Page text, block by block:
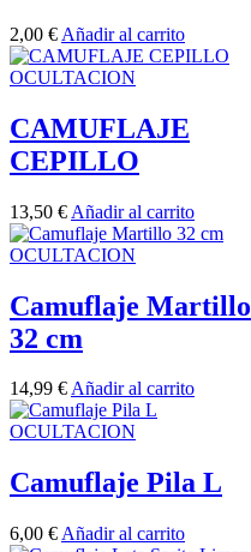
2,00 € Añadir al carrito
OCULTACION
CAMUFLAJE
CEPILLO
13,50 € Añadir al carrito
OCULTACION
Camuflaje Martillo
32 cm
14,99 €Añadir al carrito
OCULTACION
Camuflaje Pila L
6,00 € Añadir al carrito